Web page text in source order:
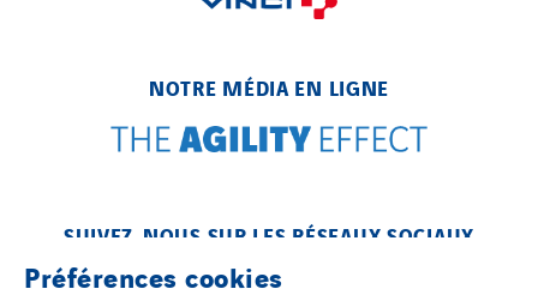
NOTRE MÉDIA EN LIGNE
SUIVEZ-NOUS SUR LES RÉSEAUX SOCIAUX
Préférences cookies